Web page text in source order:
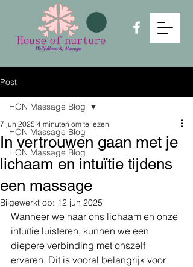
Post
HON Massage Blog
HON Massage Blog
HON Massage Blog
In vertrouwen gaan met je
lichaam en intuïtie tijdens
een massage
7 jun 2025 4 minuten om te lezen
Bijgewerkt op: 12 jun 2025
Wanneer we naar ons lichaam en onze
intuïtie luisteren, kunnen we een
diepere verbinding met onszelf
ervaren. Dit is vooral belangrijk voor